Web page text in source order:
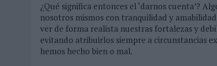
¿Qué significa entonces el ‘darnos cuenta’?
nosotros mismos con tranquilidad y
ver de forma realista nuestras fortalezas y
evitando atribuirlos siempre a circunstancias
hemos hecho bien o mal.